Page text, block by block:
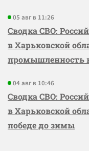
05 авг в 11:26
Сводка СВО:
в Харьковской
промышленность
04 авг в 10:46
Сводка СВО:
в Харьковской
победе до зимы